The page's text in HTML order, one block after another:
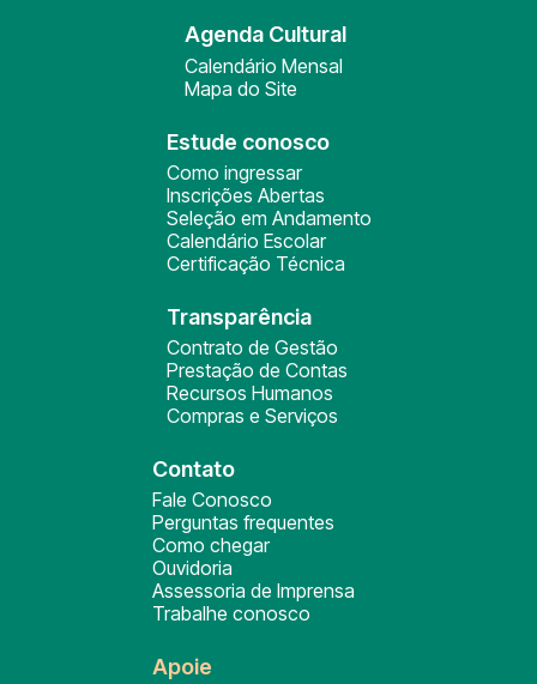
Agenda Cultural
Calendário Mensal
Mapa do Site
Estude conosco
Como ingressar
Inscrições Abertas
Seleção em Andamento
Calendário Escolar
Certificação Técnica
Transparência
Contrato de Gestão
Prestação de Contas
Recursos Humanos
Compras e Serviços
Contato
Fale Conosco
Perguntas frequentes
Como chegar
Ouvidoria
Assessoria de Imprensa
Trabalhe conosco
Apoie